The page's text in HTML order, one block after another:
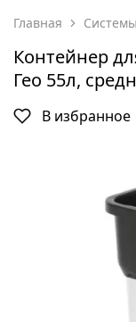
Главная
Контейнер
Гео 55л,
В избранное